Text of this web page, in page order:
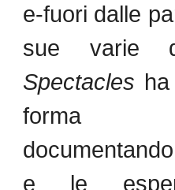
e-fuori dalle
sue varie
Spectacles
forma
e le